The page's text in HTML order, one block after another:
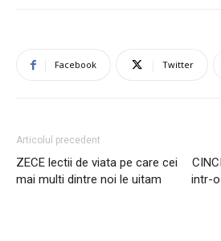
Facebook Twitter
Articolul precedent
ZECE lectii de viata pe care cei
mai multi dintre noi le uitam
intr-